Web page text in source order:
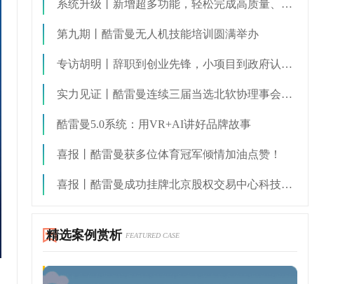
系统升级丨新增超多功能，轻松完成高质量、低成本全景制作
第九期丨酷雷曼无人机技能培训圆满举办
专访胡明丨辞职到创业先锋，小项目到政府认可的青年企业家逆袭之路
实力见证丨酷雷曼连续三届当选北软协理事会会员单位
酷雷曼5.0系统：用VR+AI讲好品牌故事
喜报丨酷雷曼获多位体育冠军倾情加油点赞！
喜报丨酷雷曼成功挂牌北京股权交易中心科技创新板
精选案例赏析 FEATURED CASE